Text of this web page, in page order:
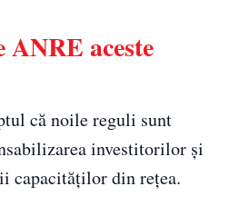
ANRE aceste
că noile reguli sunt
investitorilor și
capacităților din rețea.